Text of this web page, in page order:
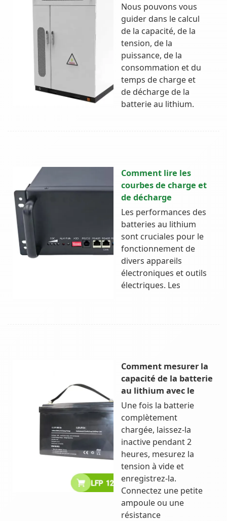
Nous pouvons vous
guider dans le calcul
de la capacité, de la
tension, de la
puissance, de la
consommation et du
temps de charge et
de décharge de la
batterie au lithium.
Comment lire les
courbes de charge et
de décharge
Les performances des
batteries au lithium
sont cruciales pour le
fonctionnement de
divers appareils
électroniques et outils
électriques. Les
Comment mesurer la
capacité de la batterie
au lithium avec le
Une fois la batterie
complètement
chargée, laissez-la
inactive pendant 2
heures, mesurez la
tension à vide et
enregistrez-la.
Connectez une petite
ampoule ou une
résistance